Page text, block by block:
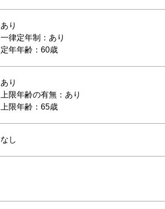
あり
一律定年制：あり
定年年齢：60歳
あり
上限年齢の有無：あり
上限年齢：65歳
なし